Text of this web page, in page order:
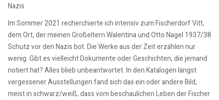
Nazis
Im Sommer 2021 recherchierte ich intensiv zum Fischerdorf Vitt,
dem Ort, der meinen Großeltern Walentina und Otto Nagel 1937/38
Schutz vor den Nazis bot. Die Werke aus der Zeit erzählen nur
wenig. Gibt es vielleicht Dokumente oder Geschichten, die jemand
notiert hat? Alles blieb unbeantwortet. In den Katalogen längst
vergessener Ausstellungen fand sich das ein oder andere Bild,
meist in schwarz/weiß, dass vom beschaulichen Leben der Fischer